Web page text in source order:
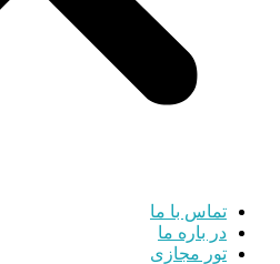
تماس با ما
در باره ما
تور مجازی